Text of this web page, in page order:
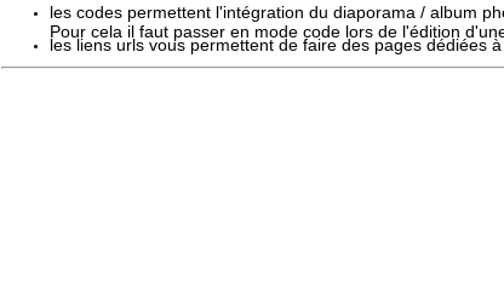
les codes permettent l'intégration du diaporama / album
Pour cela il faut passer en mode code lors de l'édition
les liens urls vous permettent de faire des pages dédiées